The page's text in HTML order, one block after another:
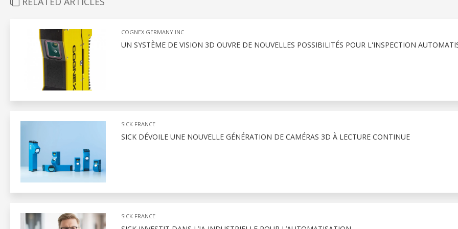
COGNEX GERMANY INC
UN SYSTÈME DE VISION 3D OUVRE DE NOUVELLES POSSIBILITÉS POUR L'INSPECTION
SICK FRANCE
SICK DÉVOILE UNE NOUVELLE GÉNÉRATION DE CAMÉRAS 3D À LECTURE CONTINUE
SICK FRANCE